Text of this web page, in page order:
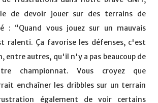
de devoir jouer sur des terrains de
: “Quand vous jouez sur un mauvais
ralenti. Ça favorise les défenses, c'est
entre autres, qu'il n'y a pas beaucoup de
championnat. Vous croyez que
enchaîner les dribbles sur un terrain
également de voir certains